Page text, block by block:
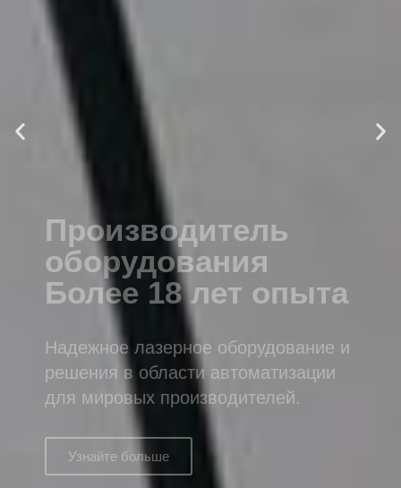
Производитель
оборудования
Более 18 лет опыта
Надежное лазерное оборудование и
решения в области автоматизации
для мировых производителей.
Узнайте больше